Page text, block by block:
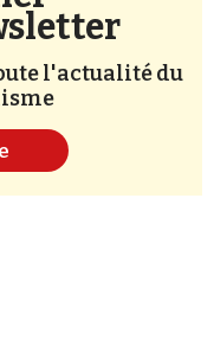
l'actualité du